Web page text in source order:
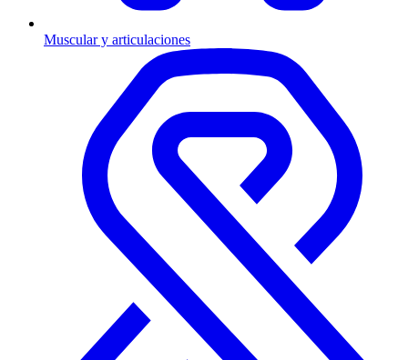
Muscular y articulaciones